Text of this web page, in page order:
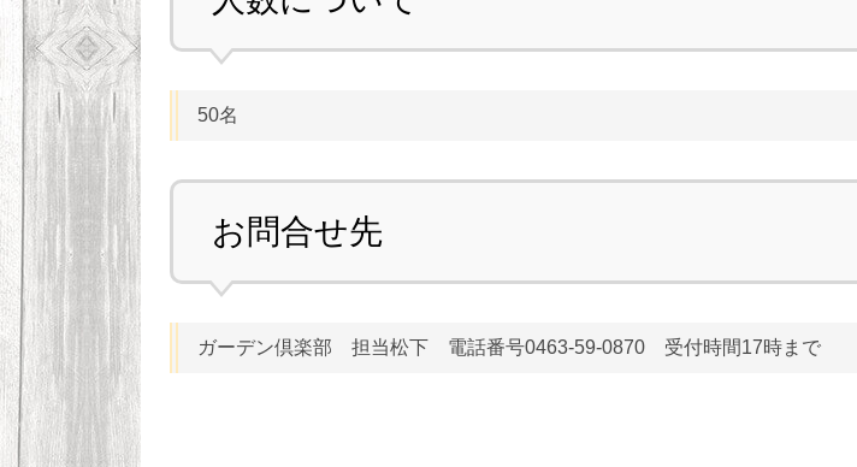
50名
お問合せ先
ガーデン倶楽部 担当松下 電話番号0463-59-0870 受付時間17時まで